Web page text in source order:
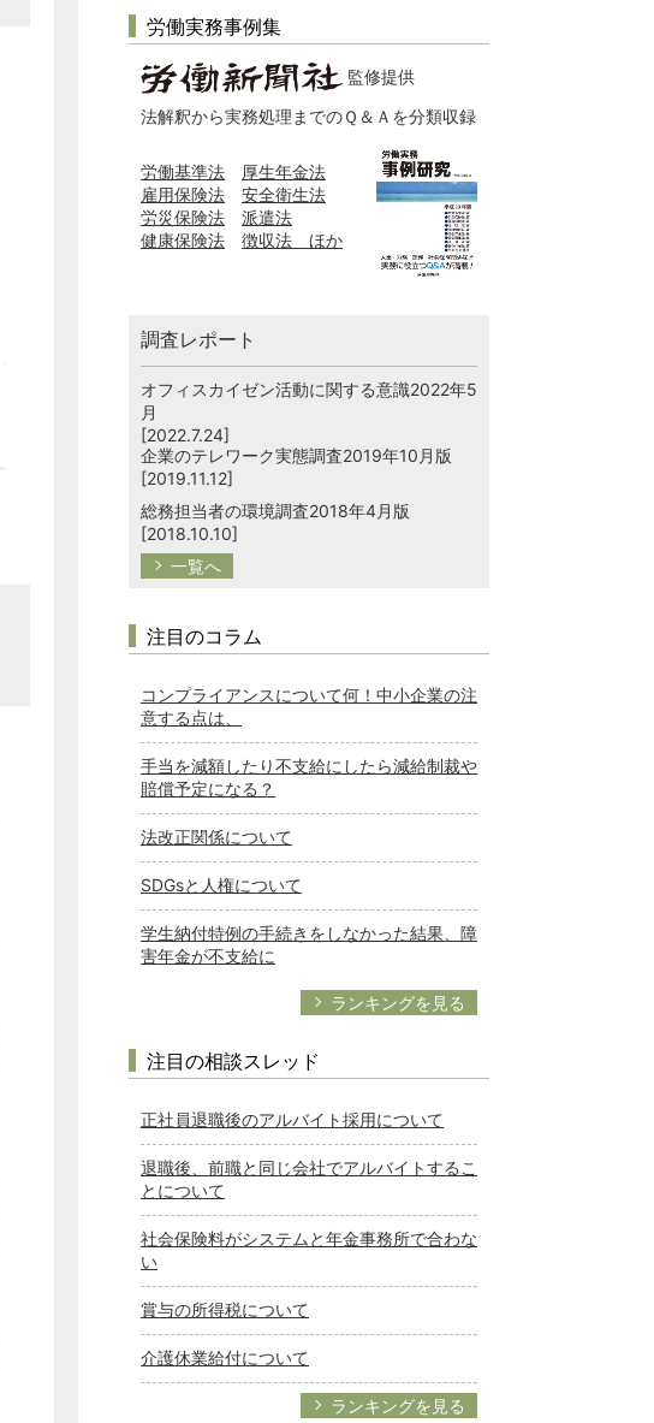
労働実務事例集
監修提供
法解釈から実務処理までのＱ＆Ａを分類収録
労働基準法
厚生年金法
雇用保険法
安全衛生法
労災保険法
派遣法
健康保険法
徴収法 ほか
調査レポート
オフィスカイゼン活動に関する意識2022年5
月
[2022.7.24]
企業のテレワーク実態調査2019年10月版
[2019.11.12]
総務担当者の環境調査2018年4月版
[2018.10.10]
一覧へ
注目のコラム
コンプライアンスについて何！中小企業の注
意する点は、
手当を減額したり不支給にしたら減給制裁や
賠償予定になる？
法改正関係について
SDGsと人権について
学生納付特例の手続きをしなかった結果、障
害年金が不支給に
ランキングを見る
注目の相談スレッド
正社員退職後のアルバイト採用について
退職後、前職と同じ会社でアルバイトするこ
とについて
社会保険料がシステムと年金事務所で合わな
い
賞与の所得税について
介護休業給付について
ランキングを見る